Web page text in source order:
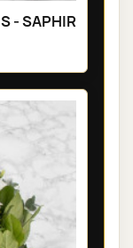
- SAPHIR